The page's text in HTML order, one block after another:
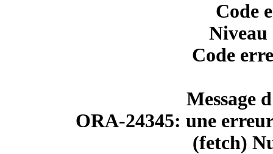
Code
Code
Message
ORA-24345: une
(fetch)